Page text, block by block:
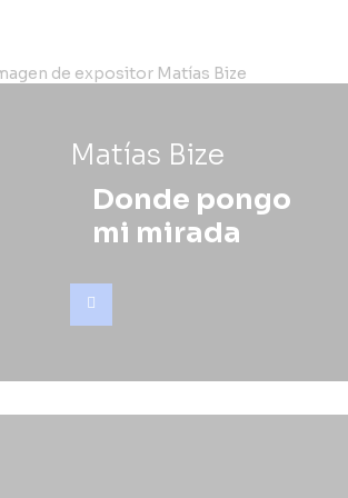
Matías Bize
Donde pongo
mi mirada